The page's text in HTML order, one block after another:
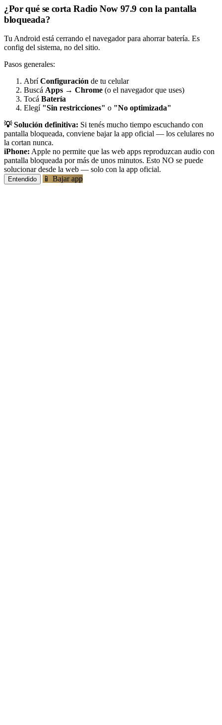
¿Por qué se corta Radio Now 97.9 con la pantalla
bloqueada?
Tu Android está cerrando el navegador para ahorrar batería. Es
config del sistema, no del sitio.
Pasos generales:
AbríConfiguración de tu celular
Buscá Apps → Chrome (o el navegador que uses)
Tocá Batería
Elegí "Sin restricciones" o "No optimizada"
💡 Solución definitiva: Si tenés mucho tiempo escuchando con
pantalla bloqueada, conviene bajar la app oficial — los celulares no
la cortan nunca.
iPhone: Apple no permite que las web apps reproduzcan audio con
pantalla bloqueada por más de unos minutos. Esto NO se puede
solucionar desde la web — solo con la app oficial.
Entendido 📱 Bajar app